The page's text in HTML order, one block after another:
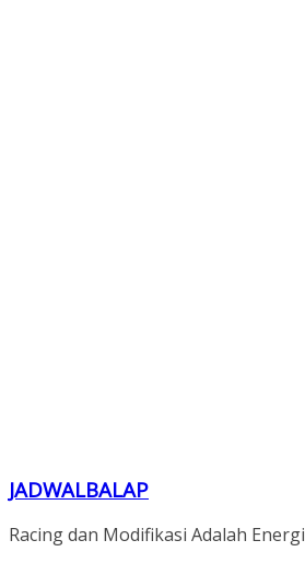
JADWALBALAP
Racing dan Modifikasi Adalah Energi